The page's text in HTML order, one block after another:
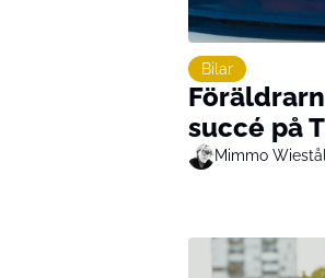
Bilar
succé på
Mimmo